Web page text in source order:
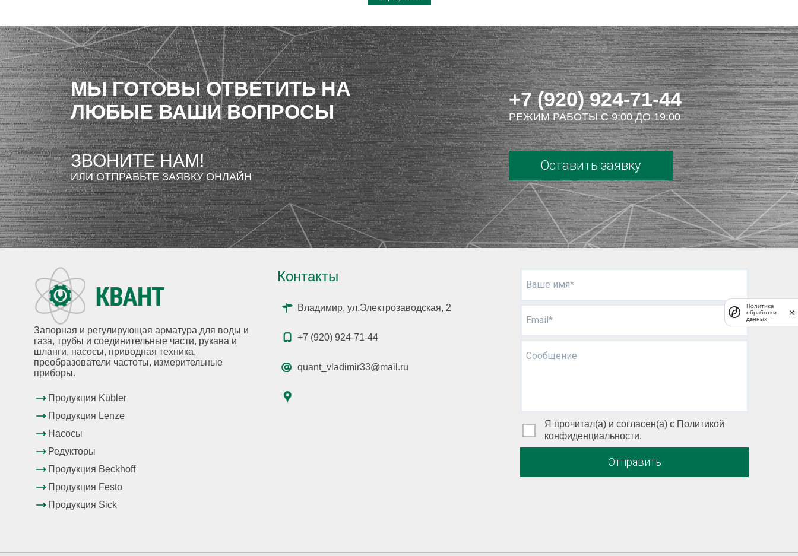
МЫ ГОТОВЫ ОТВЕТИТЬ НА
ЛЮБЫЕ ВАШИ ВОПРОСЫ
ЗВОНИТЕ НАМ!
ИЛИ ОТПРАВЬТЕ ЗАЯВКУ ОНЛАЙН
+7 (920) 924-71-44
РЕЖИМ РАБОТЫ С 9:00 ДО 19:00
Оставить заявку
Запорная и регулирующая арматура для воды и
газа, трубы и соединительные части, рукава и
шланги, насосы, приводная техника,
преобразователи частоты, измерительные
приборы.
Продукция Kübler
Продукция Lenze
Насосы
Редукторы
Продукция Beckhoff
Продукция Festo
Продукция Sick
Контакты
Владимир, ул.Электрозаводская, 2
+7 (920) 924-71-44
quant_vladimir33@mail.ru
Ваше имя*
Email*
Сообщение
Я прочитал(а) и согласен(а) с Политикой
конфиденциальности.
Отправить
Политика
обработки
данных